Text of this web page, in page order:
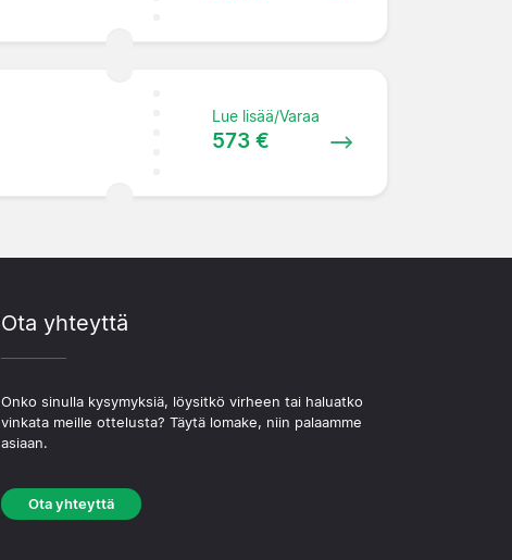
Lue lisää/Varaa
573 €
Ota yhteyttä
Onko sinulla kysymyksiä, löysitkö virheen tai haluatko
vinkata meille ottelusta? Täytä lomake, niin palaamme
asiaan.
Ota yhteyttä